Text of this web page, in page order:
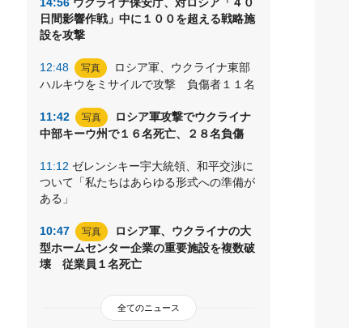
日間影響作戦」中に１００を超える戦略施
設を攻撃
12:48 写真
ロシア軍、ウクライナ東部
ハルキウをミサイルで攻撃 負傷者１１名
11:42 写真
ロシア軍攻撃でウクライナ
中部キーウ州で１６名死亡、２８名負傷
11:12 ゼレンシキー宇大統領、和平交渉に
ついて「私たちはあらゆる形式への準備が
ある」
10:47 写真
ロシア軍、ウクライナの大
型ホームセンター企業の重要施設を複数破
壊 従業員１名死亡
全てのニュース